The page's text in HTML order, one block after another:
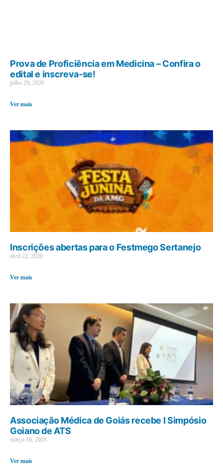
Prova de Proficiência em Medicina – Confira o
edital e inscreva-se!
julho 29, 2026
Ver mais
Inscrições abertas para o Festmego Sertanejo
abril 22, 2026
Ver mais
Associação Médica de Goiás recebe I Simpósio
Goiano de ATS
março 16, 2026
Ver mais